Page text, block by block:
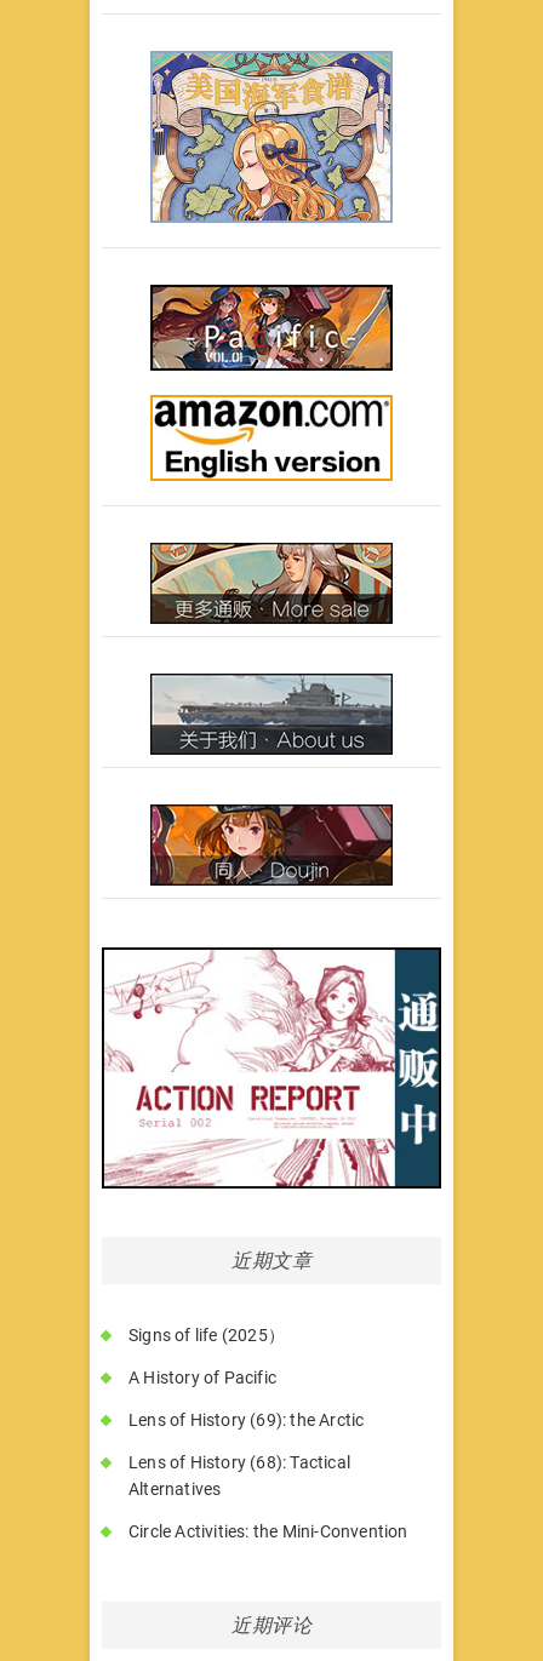
近期文章
Signs of life (2025）
A History of Pacific
Lens of History (69): the Arctic
Lens of History (68): Tactical
Alternatives
Circle Activities: the Mini-Convention
近期评论